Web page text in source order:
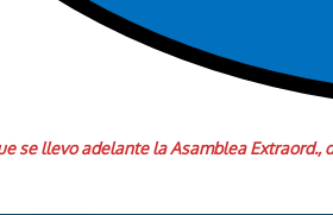
llevo adelante la Asamblea Extraord.,